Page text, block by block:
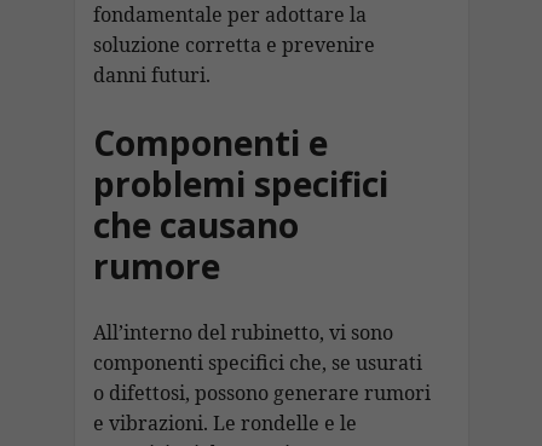
fondamentale per adottare la
soluzione corretta e prevenire
danni futuri.
Componenti e
problemi specifici
che causano
rumore
All’interno del rubinetto, vi sono
componenti specifici che, se usurati
o difettosi, possono generare rumori
e vibrazioni. Le rondelle e le